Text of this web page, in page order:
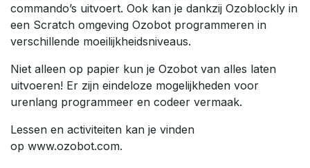
commando’s uitvoert. Ook kan je dankzij Ozoblockly in
een Scratch omgeving Ozobot programmeren in
verschillende moeilijkheidsniveaus.
Niet alleen op papier kun je Ozobot van alles laten
uitvoeren! Er zijn eindeloze mogelijkheden voor
urenlang programmeer en codeer vermaak.
Lessen en activiteiten kan je vinden
op www.ozobot.com.